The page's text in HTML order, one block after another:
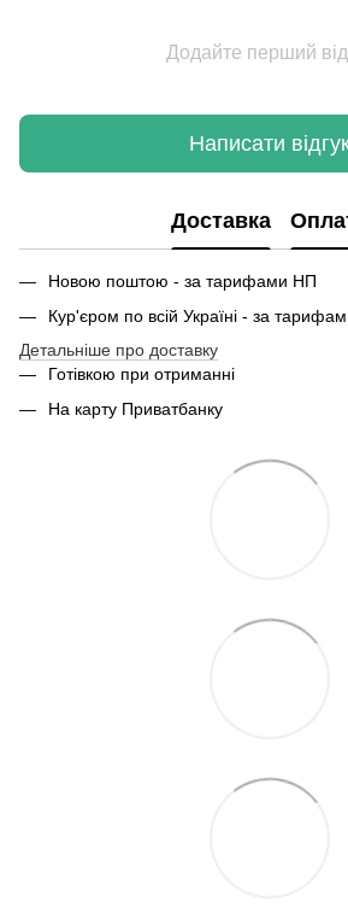
Додайте перший
Написати
Доставка
Новою поштою - за тарифами НП
Кур'єром по всій Україні - за
Детальніше про доставку
Готівкою при отриманні
На карту Приватбанку